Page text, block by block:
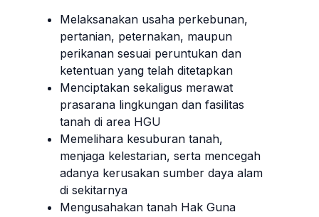
Melaksanakan usaha perkebunan,
pertanian, peternakan, maupun
perikanan sesuai peruntukan dan
ketentuan yang telah ditetapkan
Menciptakan sekaligus merawat
prasarana lingkungan dan fasilitas
tanah di area HGU
Memelihara kesuburan tanah,
menjaga kelestarian, serta mencegah
adanya kerusakan sumber daya alam
di sekitarnya
Mengusahakan tanah Hak Guna